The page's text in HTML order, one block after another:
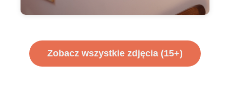
Zobacz wszystkie zdjęcia (15+)